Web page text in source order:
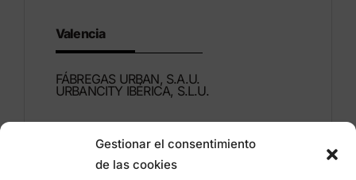
Gestionar el consentimiento
de las cookies
Valencia
FÁBREGAS URBAN, S.A.U.
URBANCITY IBÉRICA, S.L.U.
46960 ALDAIA
Valencia – Espagne